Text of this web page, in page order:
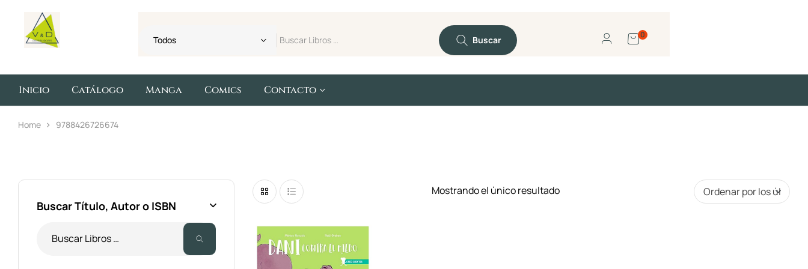
Buscar
Todos 0
Inicio Catálogo Manga Comics Contacto
Home 9788426726674
Mostrando el único resultado
Buscar Título, Autor o ISBN